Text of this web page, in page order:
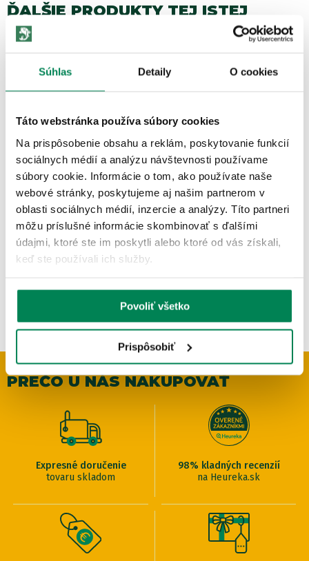
Súhlas Detaily O cookies
Táto webstránka používa súbory cookies
Na prispôsobenie obsahu a reklám, poskytovanie funkcií
sociálnych médií a analýzu návštevnosti používame
súbory cookie. Informácie o tom, ako používate naše
webové stránky, poskytujeme aj našim partnerom v
oblasti sociálnych médií, inzercie a analýzy. Títo partneri
môžu príslušné informácie skombinovať s ďalšími
údajmi, ktoré ste im poskytli alebo ktoré od vás získali,
keď ste používali ich služby.
Povoliť všetko
Prispôsobiť
ĎALŠIE PRODUKTY TEJ ISTEJ
ZNAČKY
Akcia -48%
Forma na vytláčanie kŕmnych gulôčok
/ u vás už 07.08.
€
od 8.75 € pôvodne
PREČO U NÁS NAKUPOVAŤ
Expresné doručenie
tovaru skladom
98% kladných recenzií
na Heureka.sk